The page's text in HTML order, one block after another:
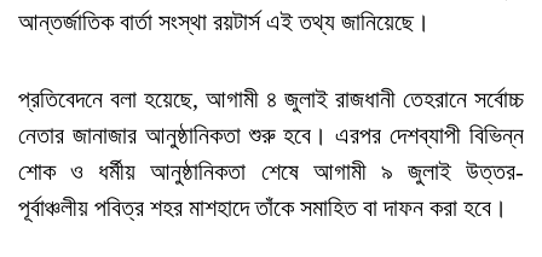
আন্তর্জাতিক বার্তা সংস্থা রয়টার্স এই তথ্য জানিয়েছে।
প্রতিবেদনে বলা হয়েছে, আগামী ৪ জুলাই রাজধানী তেহরানে সর্বোচ্চ
নেতার জানাজার আনুষ্ঠানিকতা শুরু হবে। এরপর দেশব্যাপী বিভিন্ন
শোক ও ধর্মীয় আনুষ্ঠানিকতা শেষে আগামী ৯ জুলাই উত্তর-
পূর্বাঞ্চলীয় পবিত্র শহর মাশহাদে তাঁকে সমাহিত বা দাফন করা হবে।